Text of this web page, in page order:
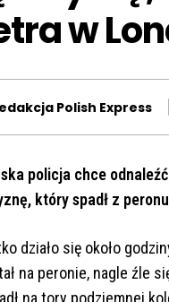
w
Polish Express
policja chce
który spadł z
działo się około
na peronie, nagle źle
na tory podziemnej